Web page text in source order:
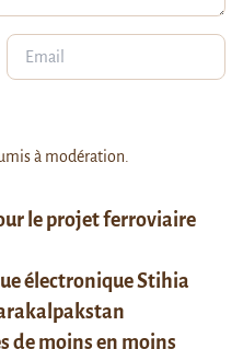
le projet ferroviaire
électronique Stihia
de moins en moins
à modération.